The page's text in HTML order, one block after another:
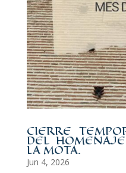
CIERRE
DEL
LA MOTA.
Jun 4, 2026